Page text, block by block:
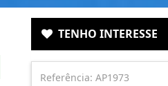
TENHO INTERESSE